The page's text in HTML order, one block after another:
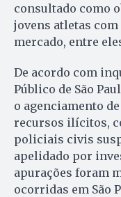
consultado como
jovens atletas
mercado, entre
De acordo com
Público de São
o agenciamento
recursos ilícitos,
policiais civis
apelidado por
apurações foram
ocorridas em São